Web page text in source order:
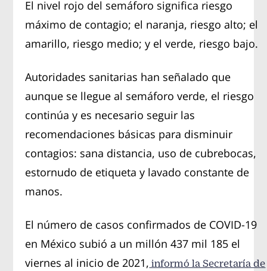
El nivel rojo del semáforo significa riesgo
máximo de contagio; el naranja, riesgo alto; el
amarillo, riesgo medio; y el verde, riesgo bajo.
Autoridades sanitarias han señalado que
aunque se llegue al semáforo verde, el riesgo
continúa y es necesario seguir las
recomendaciones básicas para disminuir
contagios: sana distancia, uso de cubrebocas,
estornudo de etiqueta y lavado constante de
manos.
El número de casos confirmados de COVID-19
en México subió a un millón 437 mil 185 el
viernes al inicio de 2021, informó la Secretaría de